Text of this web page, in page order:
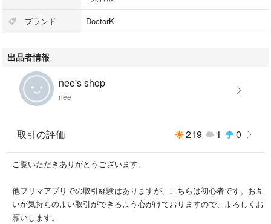
ブランド DoctorK
出品者情報
nee's shop
nee
取引の評価 219 1 0
ご覧いただきありがとうございます。
他フリマアプリでの取引経験はありますが、こちらは初心者です。お互
いが気持ちのよい取引ができるよう心がけておりますので、よろしくお
願いします。